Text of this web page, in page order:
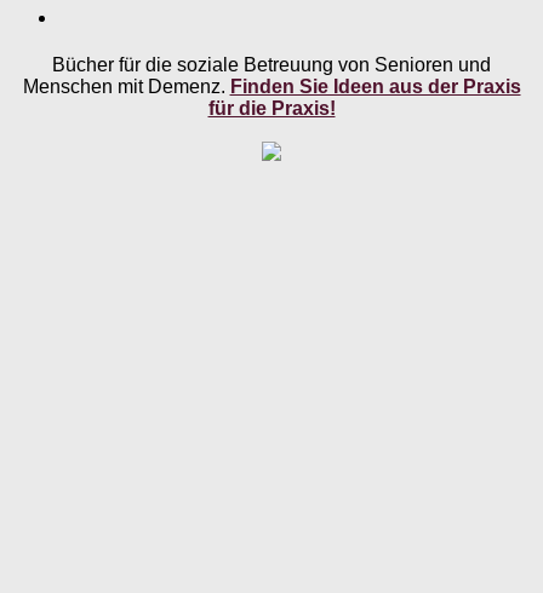
Bücher für die soziale Betreuung von Senioren und
Menschen mit Demenz. Finden Sie Ideen aus der Praxis
für die Praxis!